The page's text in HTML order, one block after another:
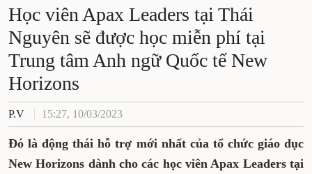
Học viên Apax Leaders tại
Thái Nguyên sẽ được học miễn
phí tại Trung tâm Anh ngữ
Quốc tế New Horizons
P.V 15:27, 10/03/2023
Đó là động thái hỗ trợ mới nhất của tổ chức
giáo dục New Horizons dành cho các học